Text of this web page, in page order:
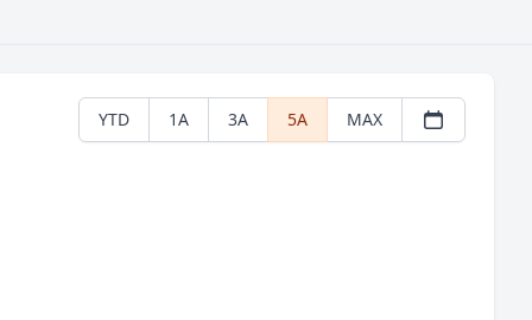
YTD 1A 3A 5A MAX